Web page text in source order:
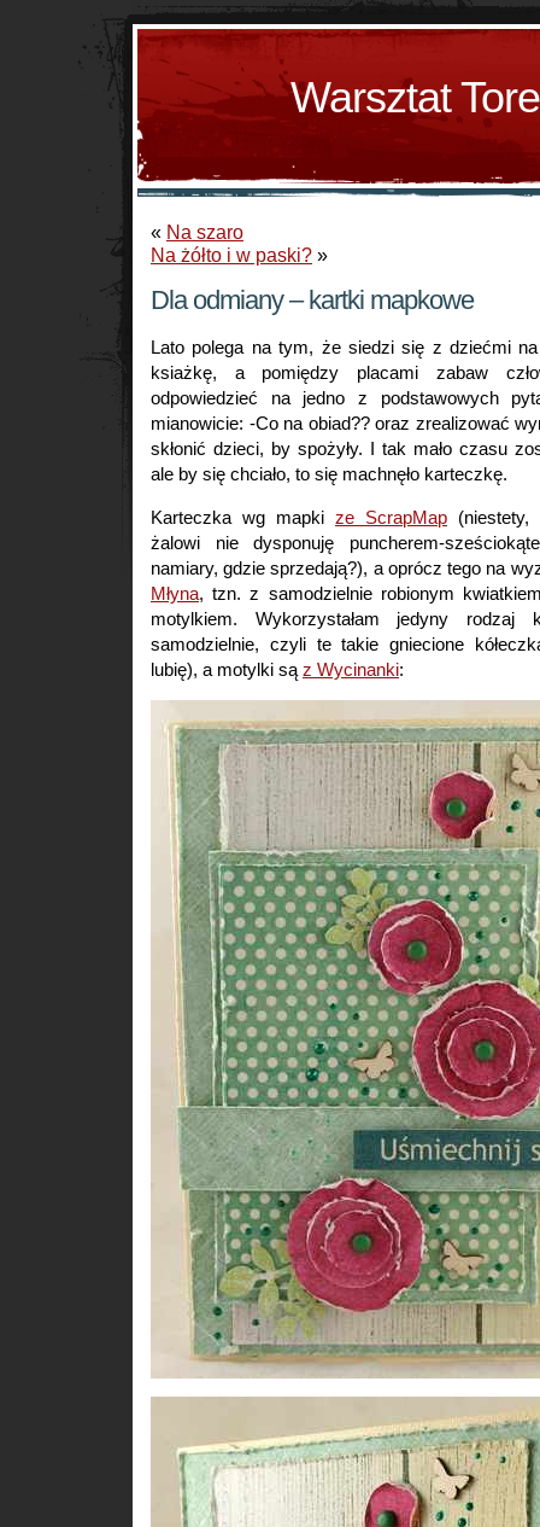
Warsztat
« Na szaro
Na żółto i w paski? »
Dla odmiany – kartki mapkowe
Lato polega na tym, że siedzi się z dziećmi
ksiażkę, a pomiędzy placami zabaw
odpowiedzieć na jedno z podstawowych
mianowicie: -Co na obiad?? oraz zrealizować
skłonić dzieci, by spożyły. I tak mało czasu
ale by się chciało, to się machnęło karteczkę.
Karteczka wg mapki ze ScrapMap
żalowi nie dysponuję puncherem-
namiary, gdzie sprzedają?), a oprócz tego na
Młyna, tzn. z samodzielnie robionym
motylkiem. Wykorzystałam jedyny rodzaj
samodzielnie, czyli te takie gniecione
lubię), a motylki są z Wycinanki: